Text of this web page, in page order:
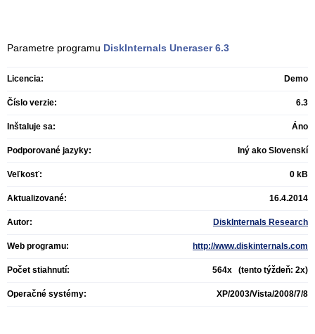
Parametre programu DiskInternals Uneraser 6.3
Licencia: Demo
Číslo verzie: 6.3
Inštaluje sa: Áno
Podporované jazyky: Iný ako Slovenskí
Veľkosť: 0 kB
Aktualizované: 16.4.2014
Autor: DiskInternals Research
Web programu: http://www.diskinternals.com
Počet stiahnutí: 564x (tento týždeň: 2x)
Operačné systémy: XP/2003/Vista/2008/7/8